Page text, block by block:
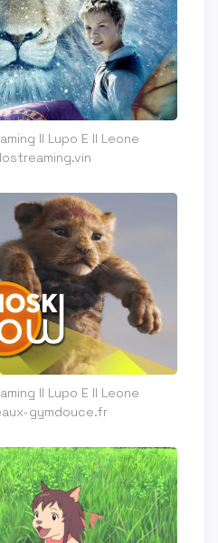
Il Lupo E Il Leone
Il Lupo E Il Leone
gymdouce.fr